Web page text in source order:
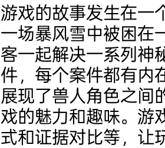
游戏的故事发生在一
一场暴风雪中被困在
客一起解决一系列神
件，每个案件都有内
展现了兽人角色之间
戏的魅力和趣味。游
式和证据对比等，让